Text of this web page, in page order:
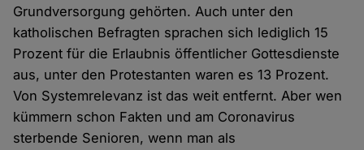
Grundversorgung gehörten. Auch unter den
katholischen Befragten sprachen sich lediglich 15
Prozent für die Erlaubnis öffentlicher Gottesdienste
aus, unter den Protestanten waren es 13 Prozent.
Von Systemrelevanz ist das weit entfernt. Aber wen
kümmern schon Fakten und am Coronavirus
sterbende Senioren, wenn man als